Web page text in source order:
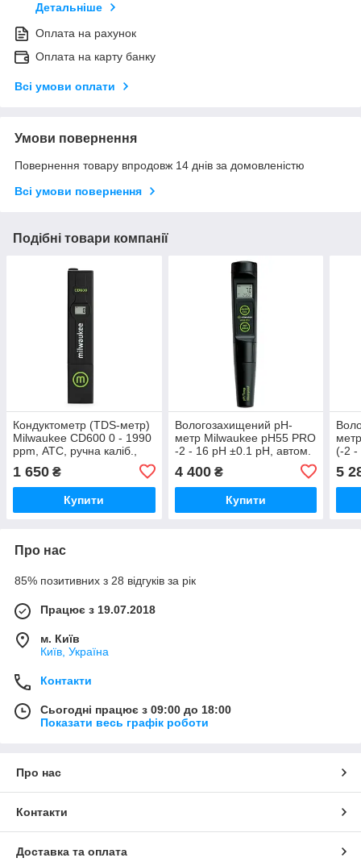
Детальніше
Оплата на рахунок
Оплата на карту банку
Всі умови оплати
Умови повернення
Повернення товару впродовж 14 днів за домовленістю
Всі умови повернення
Подібні товари компанії
Кондуктометр (TDS-метр)
Milwaukee CD600 0 - 1990
ppm, АТС, ручна каліб.,
1 650 ₴
Купити
Вологозахищений pH-
метр Milwaukee pH55 PRO
-2 - 16 pH ±0.1 pH, автом.
4 400₴
Купити
(-2 -
5
Про нас
85% позитивних з 28 відгуків за рік
Працює з 19.07.2018
м. Київ
Київ, Україна
Контакти
Сьогодні працює з 09:00 до 18:00
Показати весь графік роботи
Про нас
Контакти
Доставка та оплата